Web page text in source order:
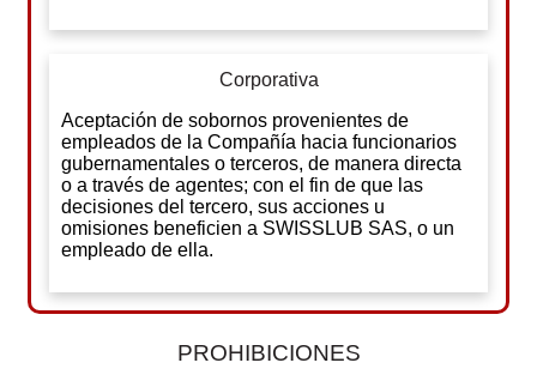
Corporativa
Aceptación de sobornos provenientes de
empleados de la Compañía hacia funcionarios
gubernamentales o terceros, de manera directa
o a través de agentes; con el fin de que las
decisiones del tercero, sus acciones u
omisiones beneficien a SWISSLUB SAS, o un
empleado de ella.
PROHIBICIONES